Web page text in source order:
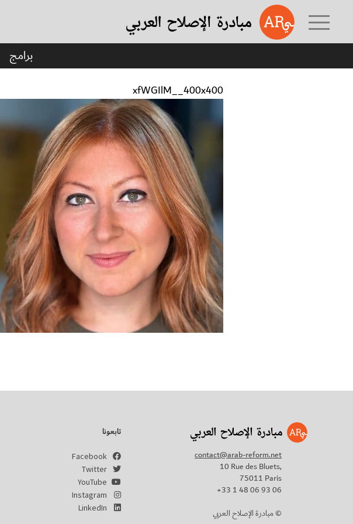
برامج
xfWGIlM__400x400
contact@arab-reform.net
10 Rue des Bluets,
75011 Paris
+33 1 48 06 93 06
مبادرة الإصلاح العربي ©
تابعونا
Facebook
Twitter
YouTube
Instagram
LinkedIn